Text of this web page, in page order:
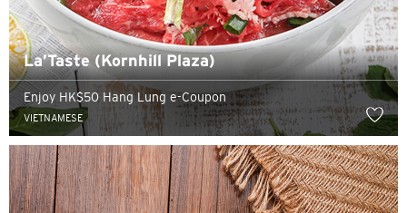
La’Taste (Kornhill Plaza)
Enjoy HK$50 Hang Lung e-Coupon
VIETNAMESE